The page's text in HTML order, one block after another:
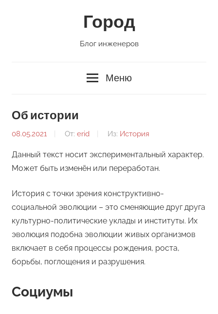
Город
Блог инженеров
Меню
Об истории
08.05.2021 От: erid Из: История
Данный текст носит экспериментальный характер.
Может быть изменён или переработан.
История с точки зрения конструктивно-
социальной эволюции – это сменяющие друг друга
культурно-политические уклады и институты. Их
эволюция подобна эволюции живых организмов
включает в себя процессы рождения, роста,
борьбы, поглощения и разрушения.
Социумы